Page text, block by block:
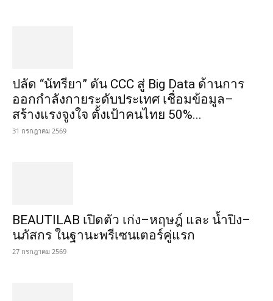
ปลัด “นัทรียา” ดัน CCC สู่ Big Data ด้านการ
ออกกำลังกายระดับประเทศ เชื่อมข้อมูล–
สร้างแรงจูงใจ ตั้งเป้าคนไทย 50%...
31 กรกฎาคม 2569
BEAUTILAB เปิดตัว เก่ง–หฤษฎ์ และ น้ำปิง–
นภัสกร ในฐานะพรีเซนเตอร์คู่แรก
27 กรกฎาคม 2569